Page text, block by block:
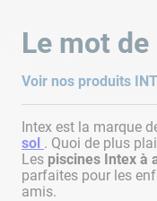
Le mot
Voir nos produits
Intex est la marque
sol . Quoi de plus
Les piscines Intex à
parfaites pour les
amis.